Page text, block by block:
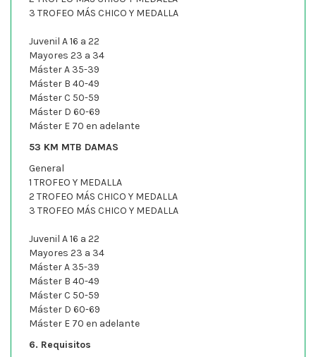
3 TROFEO MÁS CHICO Y MEDALLA
Juvenil A 16 a 22
Mayores 23 a 34
Máster A 35-39
Máster B 40-49
Máster C 50-59
Máster D 60-69
Máster E 70 en adelante
53 KM MTB DAMAS
General
1 TROFEO Y MEDALLA
2 TROFEO MÁS CHICO Y MEDALLA
3 TROFEO MÁS CHICO Y MEDALLA
Juvenil A 16 a 22
Mayores 23 a 34
Máster A 35-39
Máster B 40-49
Máster C 50-59
Máster D 60-69
Máster E 70 en adelante
6. Requisitos